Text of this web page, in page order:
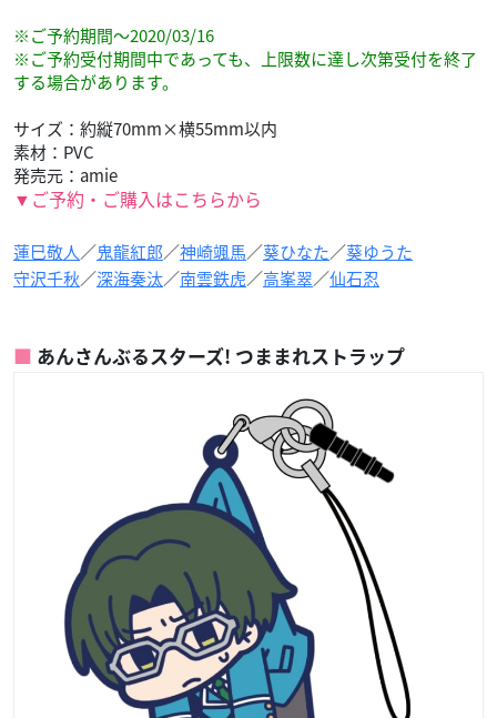
※ご予約期間～2020/03/16
※ご予約受付期間中であっても、上限数に達し次第受付を終了
する場合があります。
サイズ：約縦70mm×横55mm以内
素材：PVC
発売元：amie
▼ご予約・ご購入はこちらから
蓮巳敬人／鬼龍紅郎／神崎颯馬／葵ひなた／葵ゆうた
守沢千秋／深海奏汰／南雲鉄虎／高峯翠／仙石忍
あんさんぶるスターズ! つままれストラップ